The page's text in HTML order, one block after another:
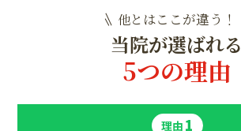
当院が選ばれる
5つの理由
他とはここが違う！
理由 1